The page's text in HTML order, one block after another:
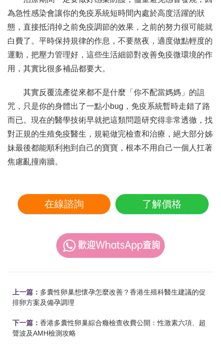
為急性感染會讓你的免疫系統短時間內處於高度活躍的狀
態，直接抵消掉之前免疫調節的效果，之前的努力很可能就
白費了。平時保持規律的作息，不要熬夜，適度做點輕度的
運動，把壓力管理好，這些生活細節對改善免疫微環境的作
用，其實比很多補品都要大。
其實反覆流產從來都不是什麼「你不配當媽媽」的詛
咒，只是你的身體出了一點小bug，免疫系統暫時走錯了路
而已。現在的醫學技術早就把這類問題研究得非常透徹，找
對正規的生殖免疫醫生，規範做完檢查和治療，絕大部分姊
妹最後都能順利抱到自己的寶寶，根本不用自己一個人扛著
焦慮亂撞南牆。
在線諮詢 了解價格
上一篇： 多囊性卵巢想懷孕怎麼改善？香港生殖科醫生建議的促
排卵方案及備孕調理
下一篇： 香港多囊性卵巢綜合癥檢查收費公開：性激素六項、超
聲波及AMH檢測攻略